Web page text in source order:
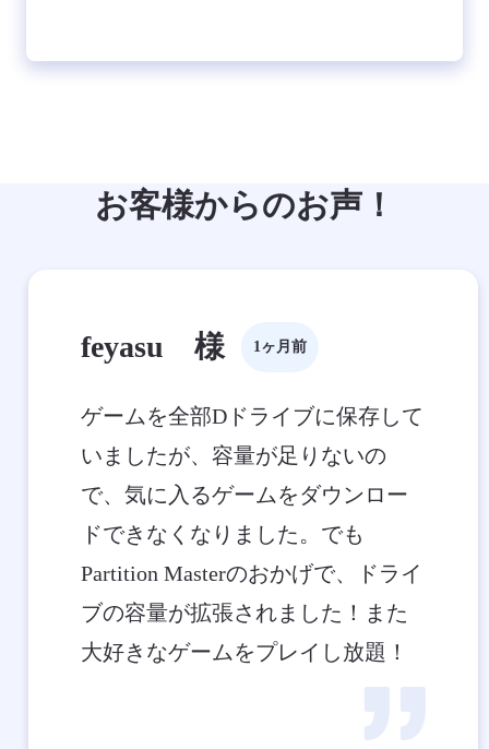
お客様からのお声！
feyasu 様 1ヶ月前
ゲームを全部Dドライブに保存して
いましたが、容量が足りないの
で、気に入るゲームをダウンロー
ドできなくなりました。でも
Partition Masterのおかげで、ドライ
ブの容量が拡張されました！また
大好きなゲームをプレイし放題！